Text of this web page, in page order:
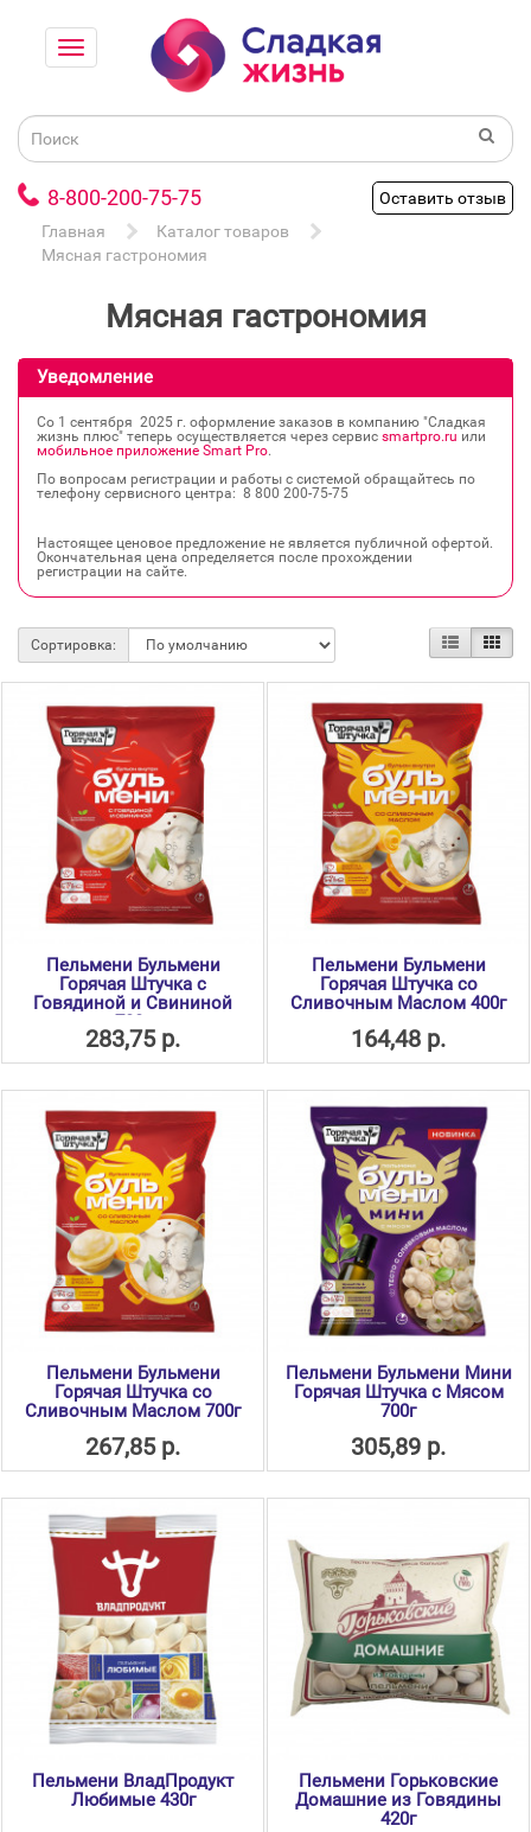
8-800-200-75-75
Оставить отзыв
Главная
Каталог товаров
Мясная гастрономия
Мясная гастрономия
Уведомление
Со 1 сентября 2025 г. оформление заказов в компанию "Сладкая
жизнь плюс" теперь осуществляется через сервис smartpro.ru или
мобильное приложение Smart Pro.
По вопросам регистрации и работы с системой обращайтесь по
телефону сервисного центра: 8 800 200‐75‐75
Настоящее ценовое предложение не является публичной офертой.
Окончательная цена определяется после прохождении
регистрации на сайте.
Сортировка:
Пельмени Бульмени
Горячая Штучка с
Говядиной и Свининой
700г
283,75 р.
Пельмени Бульмени
Горячая Штучка со
Сливочным Маслом 400г
164,48 р.
Пельмени Бульмени
Горячая Штучка со
Сливочным Маслом 700г
267,85 р.
Пельмени Бульмени Мини
Горячая Штучка с Мясом
700г
305,89 р.
Пельмени ВладПродукт
Любимые 430г
Пельмени Горьковские
Домашние из Говядины
420г